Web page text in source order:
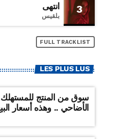
3 انتهى
بلقيس
FULL TRACKLIST
LES PLUS LUS
سوق من المنتج للمستهلك
الأضاحي .. وهذه أسعار